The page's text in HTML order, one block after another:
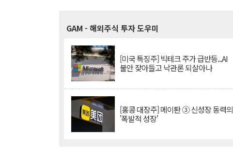
GAM - 해외주식 투자 도우미
[미국 특징주] 빅테크 주가 급반등...AI
불안 잦아들고 낙관론 되살아나
[홍콩 대장주] 메이퇀 ③ 신성장 동력의
'폭발적 성장'